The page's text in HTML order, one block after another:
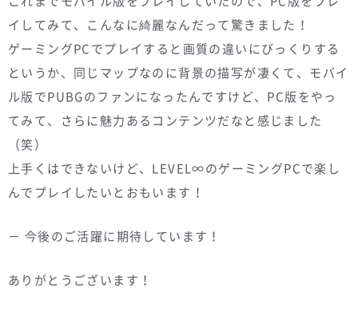
イしてみて、こんなに綺麗なんだって驚きました！
ゲーミングPCでプレイすると画質の違いにびっくりする
というか、同じマップなのに背景の描写が凄くて、モバイ
ル版でPUBGのファンになったんですけど、PC版をやっ
てみて、さらに魅力あるコンテンツだなと感じました
（笑）
上手くはできないけど、LEVEL∞のゲーミングPCで楽し
んでプレイしたいとおもいます！
－ 今後のご活躍に期待しています！
ありがとうございます！